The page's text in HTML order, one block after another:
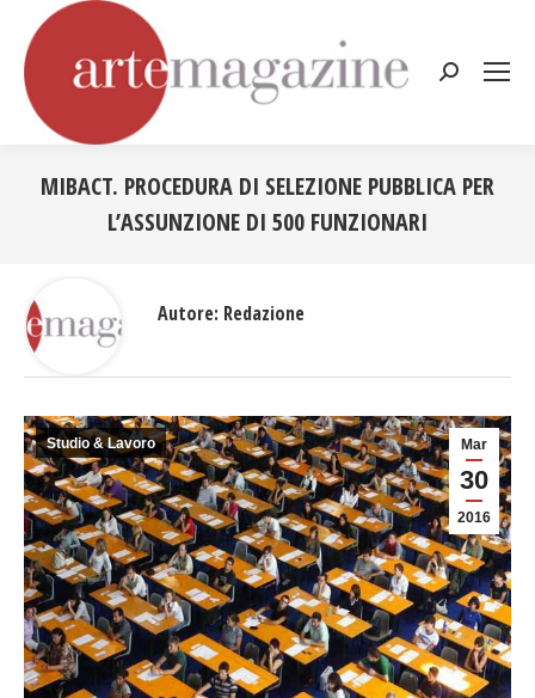
Cerca:
MIBACT. PROCEDURA DI SELEZIONE PUBBLICA PER
L’ASSUNZIONE DI 500 FUNZIONARI
Mar
30
2016
Studio & Lavoro
Autore: Redazione